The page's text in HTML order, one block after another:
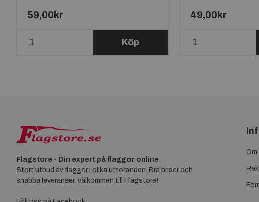
59,00kr
Köp
49,00kr
Flagstore - Din expert på flaggor online
Stort utbud av flaggor i olika utföranden. Bra priser och
snabba leveranser. Välkommen till Flagstore!